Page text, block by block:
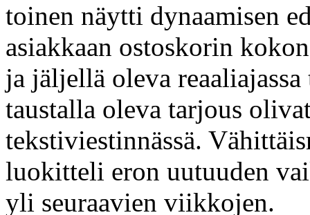
toinen näytti dynaamisen
asiakkaan ostoskorin
ja jäljellä oleva
taustalla oleva tarjous
tekstiviestinnässä.
luokitteli eron uutuuden
yli seuraavien viikkojen.